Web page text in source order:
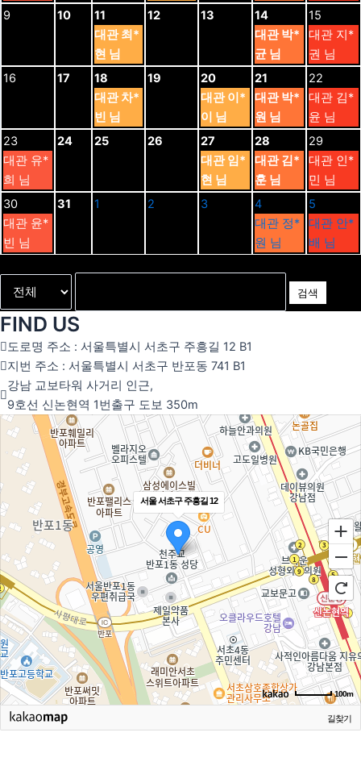
9
10
11
대관 최*
현 님
12 13
14
대관 박*
균 님
15
대관 지*
권 님
16
17
18
대관 차*
빈 님
19
20
대관 이*
이 님
21
대관 박*
원 님
22
대관 김*
윤 님
23
대관 유*
희 님
24 25 26
27
대관 임*
현 님
28
대관 김*
훈 님
29
대관 인*
민 님
30
대관 윤*
빈 님
31 1 2 3
4
대관 정*
원 님
5
대관 안*
배 님
검색
FIND US
도로명 주소 : 서울특별시 서초구 주흥길 12 B1
지번 주소 : 서울특별시 서초구 반포동 741 B1
강남 교보타워 사거리 인근,
9호선 신논현역 1번출구 도보 350m
서울 서초구 주흥길 12
100m
길찾기